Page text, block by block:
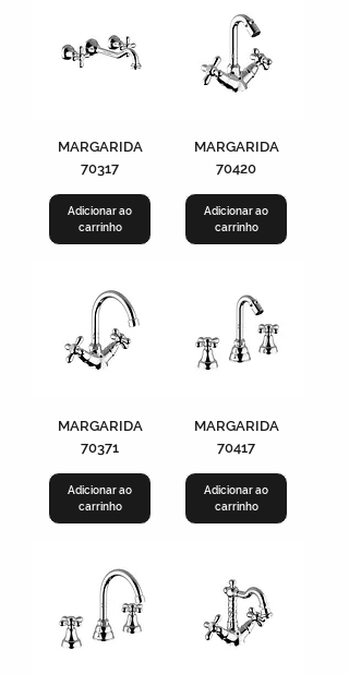
MARGARIDA
70317
Adicionar ao
carrinho
MARGARIDA
70420
Adicionar ao
carrinho
MARGARIDA
70371
Adicionar ao
carrinho
MARGARIDA
70417
Adicionar ao
carrinho